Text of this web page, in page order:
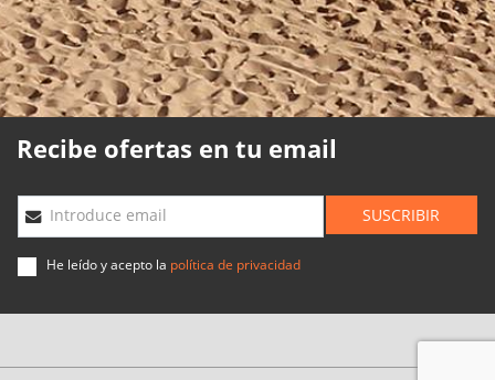
Planning agencias
Desarrollado
por
Binary
Menorca
Recibe ofertas en tu email
Introduce email SUSCRIBIR
He leído y acepto la política de privacidad